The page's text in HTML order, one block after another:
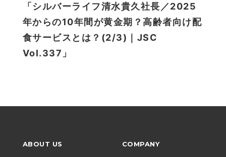
「シルバーライフ清水貴久社長／2025
年からの10年間が黄金期？高齢者向け配
食サービスとは？(2/3)｜JSC
Vol.337」
ABOUT US COMPANY